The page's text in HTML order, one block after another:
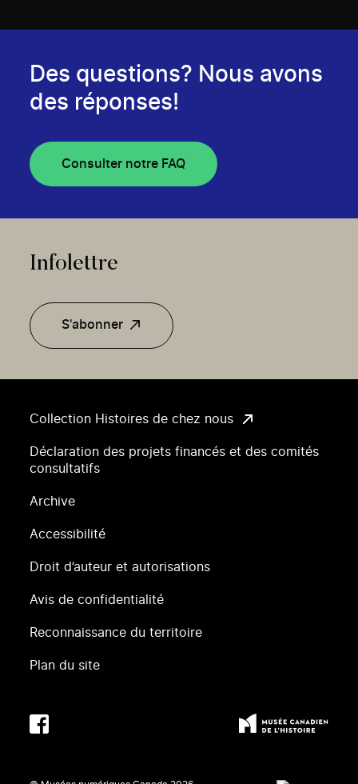
Collection Histoires de chez nous
Déclaration des projets financés et des comités
consultatifs
Archive
Accessibilité
Droit d’auteur et autorisations
Avis de confidentialité
Reconnaissance du territoire
Plan du site
Des questions? Nous avons
des réponses!
Consulter notre FAQ
Infolettre
S'abonner